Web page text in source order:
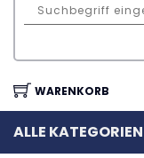
WARENKORB
ALLE KATEGORIEN